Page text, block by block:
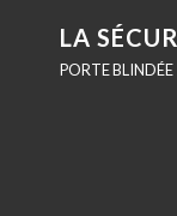
LA
PORTE BLINDÉE